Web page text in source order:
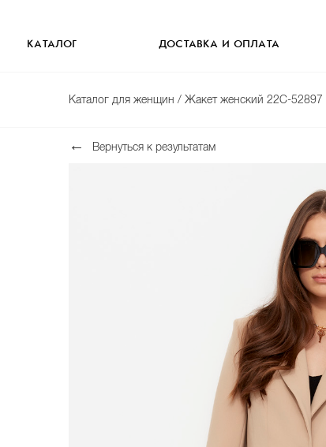
КАТАЛОГ ДОСТАВКА И ОПЛАТА
Каталог для женщин / Жакет женский 22С-52897
Вернуться к результатам